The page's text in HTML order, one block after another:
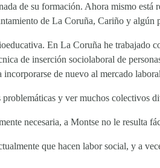
de su formación. Ahora mismo
de La Coruña, Cariño y
En La Coruña he
de inserción sociolaboral de
de nuevo al mercado
y ver muchos colectivos
necesaria, a Montse no le resulta
que hacen labor social, y a